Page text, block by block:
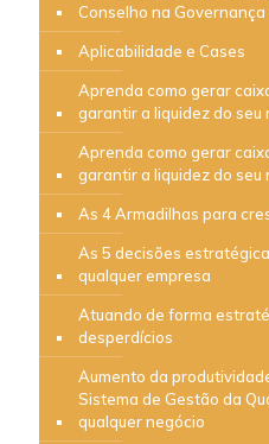
Conselho na
Aplicabilidade e Cases
Aprenda como gerar
garantir a liquidez do seu
Aprenda como gerar
garantir a liquidez do
As 4 Armadilhas para
As 5 decisões
qualquer empresa
Atuando de forma
desperdícios
Aumento da
Sistema de Gestão da
qualquer negócio